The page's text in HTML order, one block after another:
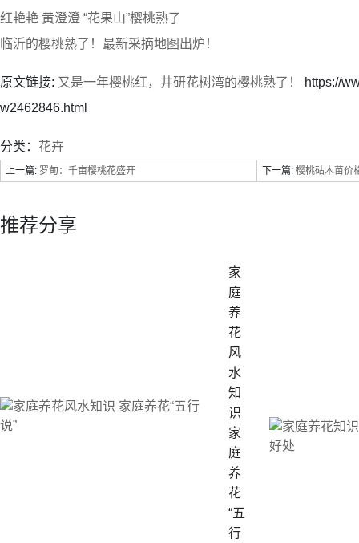
红艳艳 黄澄澄 “花果山”樱桃熟了
临沂的樱桃熟了！最新采摘地图出炉！
原文链接: 又是一年樱桃红，井研花树湾的樱桃熟了！
https://
w2462846.html
分类： 花卉
上一篇: 罗甸：千亩樱桃花盛开 下一篇: 樱桃砧木苗价
推荐分享
家
庭
养
花
风
水
知
识
家
庭
养
花
“五
行